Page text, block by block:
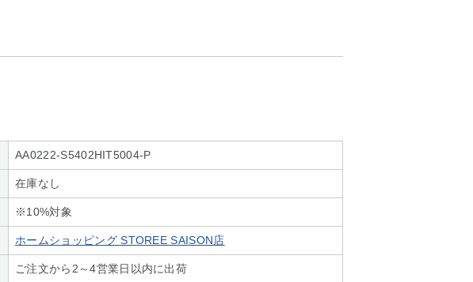
AA0222-S5402HIT5004-P
在庫なし
※10%対象
ホームショッピング STOREE SAISON店
ご注文から2～4営業日以内に出荷